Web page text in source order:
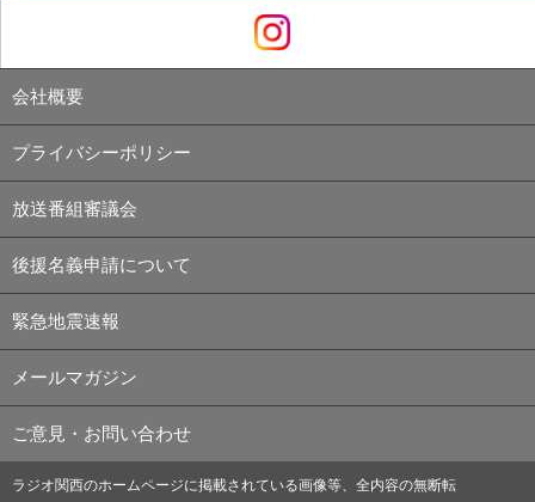
会社概要
プライバシーポリシー
放送番組審議会
後援名義申請について
緊急地震速報
メールマガジン
ご意見・お問い合わせ
ラジオ関西のホームページに掲載されている画像等、全内容の無断転